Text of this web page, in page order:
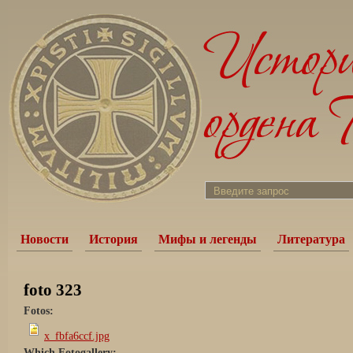
Новости История Мифы и легенды Литература
foto 323
Fotos:
x_fbfa6ccf.jpg